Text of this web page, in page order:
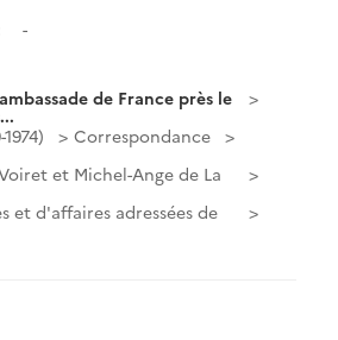
-
de France près le
Correspondance
et Michel-Ange de La
et d'affaires adressées de